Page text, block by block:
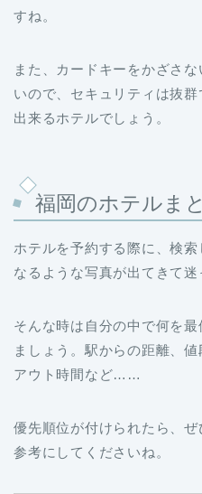
すね。
また、カードキーをかざさ
いので、セキュリティは抜
出来るホテルでしょう。
福岡のホテルま
ホテルを予約する際に、検
なるような写真が出てきて迷
そんな時は自分の中で何を
ましょう。駅からの距離、
アウト時間など……
優先順位が付けられたら、
参考にしてくださいね。